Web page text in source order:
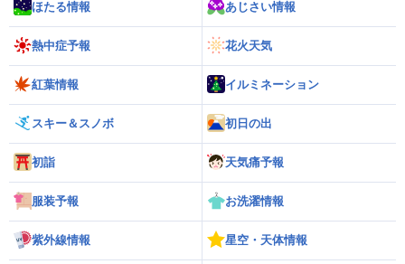
ほたる情報 あじさい情報
熱中症予報 花火天気
紅葉情報 イルミネーション
スキー＆スノボ 初日の出
初詣 天気痛予報
服装予報 お洗濯情報
紫外線情報 星空・天体情報